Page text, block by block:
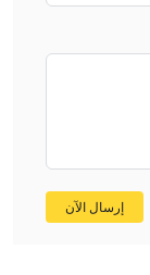
إرسال الآن